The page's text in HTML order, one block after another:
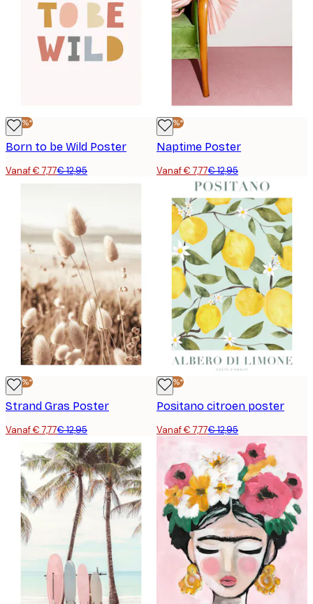
-40%*
Born to be Wild Poster
Vanaf € 7,77€ 12,95
-40%*
Naptime Poster
Vanaf € 7,77€ 12,95
-40%*
Strand Gras Poster
Vanaf € 7,77€ 12,95
-40%*
Positano citroen poster
Vanaf € 7,77€ 12,95